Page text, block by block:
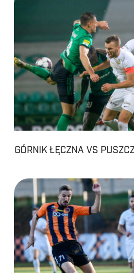
GÓRNIK ŁĘCZNA VS